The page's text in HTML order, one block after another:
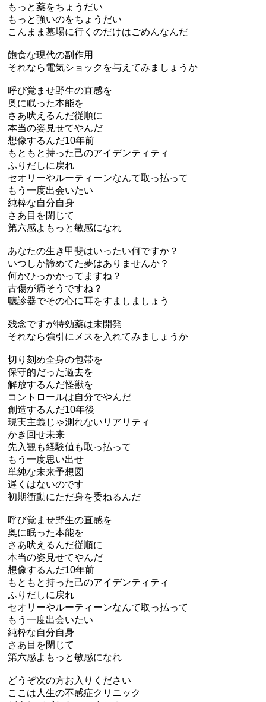
もっと薬をちょうだい
もっと強いのをちょうだい
こんまま墓場に行くのだけはごめんなんだ
飽食な現代の副作用
それなら電気ショックを与えてみましょうか
呼び覚ませ野生の直感を
奥に眠った本能を
さあ吠えるんだ従順に
本当の姿見せてやんだ
想像するんだ10年前
もともと持った己のアイデンティティ
ふりだしに戻れ
セオリーやルーティーンなんて取っ払って
もう一度出会いたい
純粋な自分自身
さあ目を閉じて
第六感よもっと敏感になれ
あなたの生き甲斐はいったい何ですか？
いつしか諦めてた夢はありませんか？
何かひっかかってますね？
古傷が痛そうですね？
聴診器でその心に耳をすましましょう
残念ですが特効薬は未開発
それなら強引にメスを入れてみましょうか
切り刻め全身の包帯を
保守的だった過去を
解放するんだ怪獣を
コントロールは自分でやんだ
創造するんだ10年後
現実主義じゃ測れないリアリティ
かき回せ未来
先入観も経験値も取っ払って
もう一度思い出せ
単純な未来予想図
遅くはないのです
初期衝動にただ身を委ねるんだ
呼び覚ませ野生の直感を
奥に眠った本能を
さあ吠えるんだ従順に
本当の姿見せてやんだ
想像するんだ10年前
もともと持った己のアイデンティティ
ふりだしに戻れ
セオリーやルーティーンなんて取っ払って
もう一度出会いたい
純粋な自分自身
さあ目を閉じて
第六感よもっと敏感になれ
どうぞ次の方お入りください
ここは人生の不感症クリニック